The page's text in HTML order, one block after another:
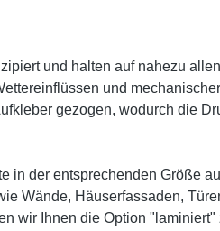
und halten auf nahezu
und
gezogen, wodurch die
in der entsprechenden Größe
Wände, Häuserfassaden,
wir Ihnen die Option